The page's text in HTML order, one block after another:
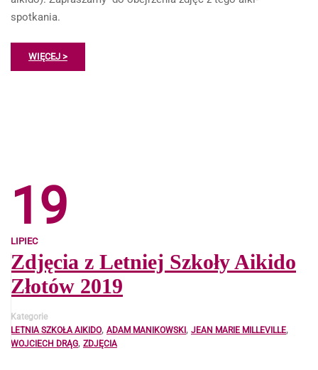
spotkania.
WIĘCEJ >
19
LIPIEC
Zdjęcia z Letniej Szkoły Aikido
Złotów 2019
Kategorie
LETNIA SZKOŁA AIKIDO, ADAM MANIKOWSKI , JEAN MARIE MILLEVILLE,
WOJCIECH DRĄG, ZDJĘCIA